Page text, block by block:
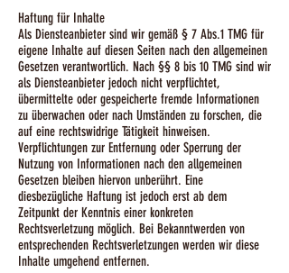
Haftung für Inhalte
Als Diensteanbieter sind wir gemäß § 7 Abs.1 TMG für
eigene Inhalte auf diesen Seiten nach den allgemeinen
Gesetzen verantwortlich. Nach §§ 8 bis 10 TMG sind wir
als Diensteanbieter jedoch nicht verpflichtet,
übermittelte oder gespeicherte fremde Informationen
zu überwachen oder nach Umständen zu forschen, die
auf eine rechtswidrige Tätigkeit hinweisen.
Verpflichtungen zur Entfernung oder Sperrung der
Nutzung von Informationen nach den allgemeinen
Gesetzen bleiben hiervon unberührt. Eine
diesbezügliche Haftung ist jedoch erst ab dem
Zeitpunkt der Kenntnis einer konkreten
Rechtsverletzung möglich. Bei Bekanntwerden von
entsprechenden Rechtsverletzungen werden wir diese
Inhalte umgehend entfernen.